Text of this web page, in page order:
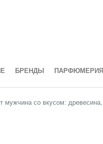
БРЕНДЫ ПАРФЮМЕРИЯ
мужчина со вкусом: